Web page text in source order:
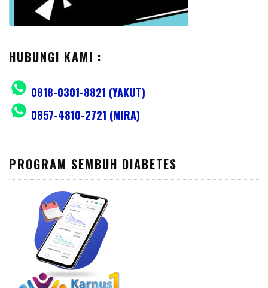
HUBUNGI KAMI :
0818-0301-8821 (YAKUT)
0857-4810-2721 (MIRA)
PROGRAM SEMBUH DIABETES